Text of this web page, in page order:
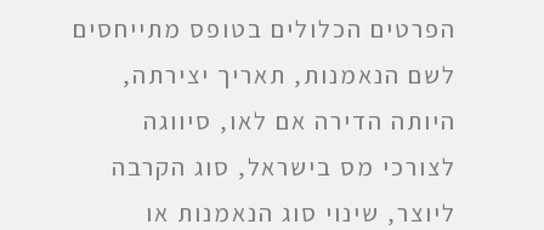
הפרטים הכלולים בטופס מתייחסים
לשם הנאמנות, תאריך יצירתה,
היותה הדירה אם לאו, סיווגה
לצורכי מס בישראל, סוג הקרבה
ליוצר, שינוי סוג הנאמנות או